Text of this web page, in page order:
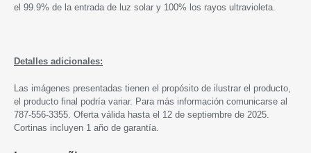
el 99.9% de la entrada de luz solar y 100% los rayos ultravioleta.
Detalles adicionales:
Las imágenes presentadas tienen el propósito de ilustrar el producto,
el producto final podría variar. Para más información comunicarse al
787-556-3355. Oferta válida hasta el 12 de septiembre de 2025
Cortinas incluyen 1 año de garantía.